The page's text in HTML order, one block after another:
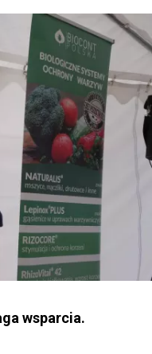
wsparcia.